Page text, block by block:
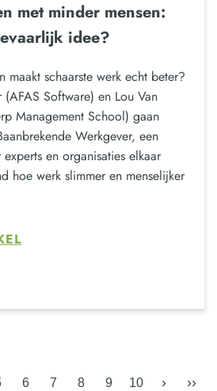
met minder mensen:
idee?
maakt schaarste werk echt beter?
Software) en Lou Van
Management School) gaan
Werkgever, een
en organisaties elkaar
hoe werk slimmer en menselijker
6 7 8 9 10 › ››